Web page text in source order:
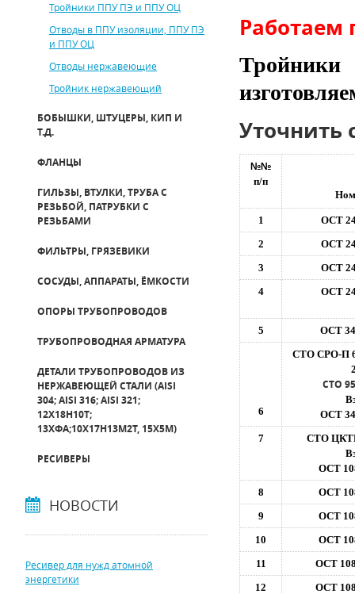
Тройники ППУ ПЭ и ППУ ОЦ
Отводы в ППУ изоляции, ППУ ПЭ
и ППУ ОЦ
Отводы нержавеющие
Тройник нержавеющий
БОБЫШКИ, ШТУЦЕРЫ, КИП И
Т.Д.
ФЛАНЦЫ
ГИЛЬЗЫ, ВТУЛКИ, ТРУБА С
РЕЗЬБОЙ, ПАТРУБКИ С
РЕЗЬБАМИ
ФИЛЬТРЫ, ГРЯЗЕВИКИ
СОСУДЫ, АППАРАТЫ, ЁМКОСТИ
ОПОРЫ ТРУБОПРОВОДОВ
ТРУБОПРОВОДНАЯ АРМАТУРА
ДЕТАЛИ ТРУБОПРОВОДОВ ИЗ
НЕРЖАВЕЮЩЕЙ СТАЛИ (AISI
304; AISI 316; AISI 321;
12Х18Н10Т;
13ХФА;10Х17Н13М2Т, 15Х5М)
РЕСИВЕРЫ
НОВОСТИ
Ресивер для нужд атомной
энергетики
Работаем
Уточнить
№№
п/п
1
ОСТ
2
ОСТ
3
ОСТ
4
ОСТ
5 ОСТ
6
СТО СРО-П
СТО
ОСТ
7
СТО
ОСТ
8
ОСТ
9
ОСТ
10
ОСТ
11
ОСТ
12
ОСТ